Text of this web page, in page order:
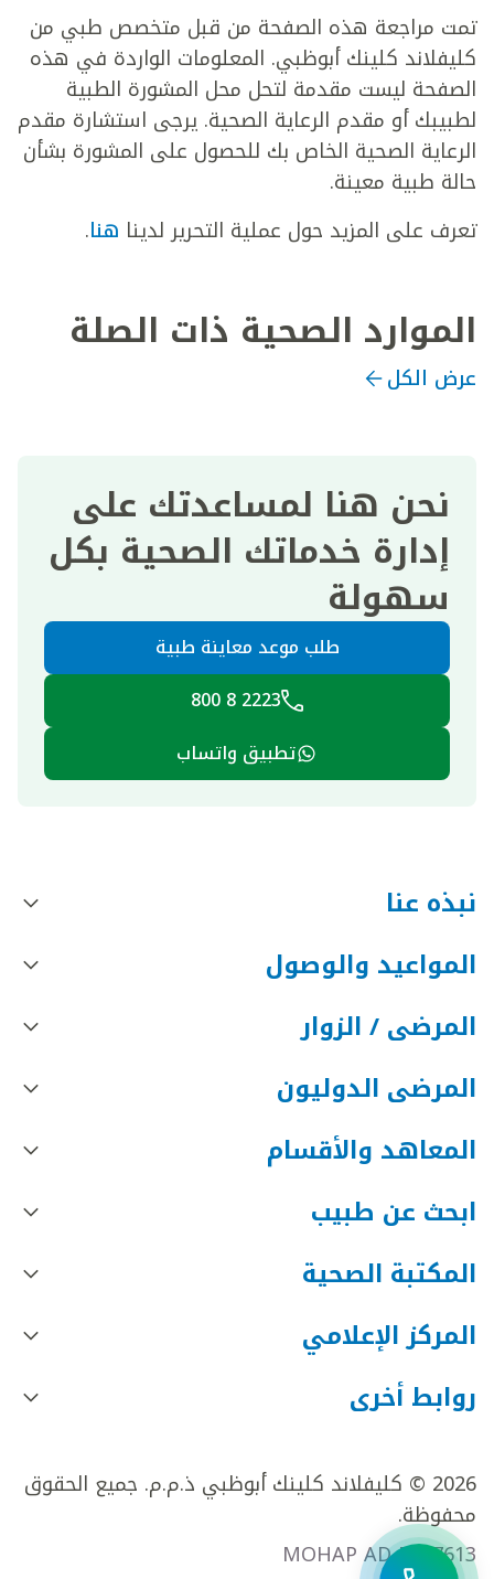
تمت مراجعة هذه الصفحة من قبل متخصص طبي من
كليفلاند كلينك أبوظبي. المعلومات الواردة في هذه
الصفحة ليست مقدمة لتحل محل المشورة الطبية
لطبيبك أو مقدم الرعاية الصحية. يرجى استشارة مقدم
الرعاية الصحية الخاص بك للحصول على المشورة بشأن
حالة طبية معينة.
تعرف على المزيد حول عملية التحرير لدينا هنا.
الموارد الصحية ذات الصلة
عرض الكل
نحن هنا لمساعدتك على
إدارة خدماتك الصحية بكل
سهولة
طلب موعد معاينة طبية
2223 8 800
تطبيق واتساب
نبذه عنا
المواعيد والوصول
المرضى / الزوار
المرضى الدوليون
المعاهد والأقسام
ابحث عن طبيب
المكتبة الصحية
المركز الإعلامي
روابط أخرى
2026 © كليفلاند كلينك أبوظبي ذ.م.م. جميع الحقوق
محفوظة.
MOHAP AD FR27613